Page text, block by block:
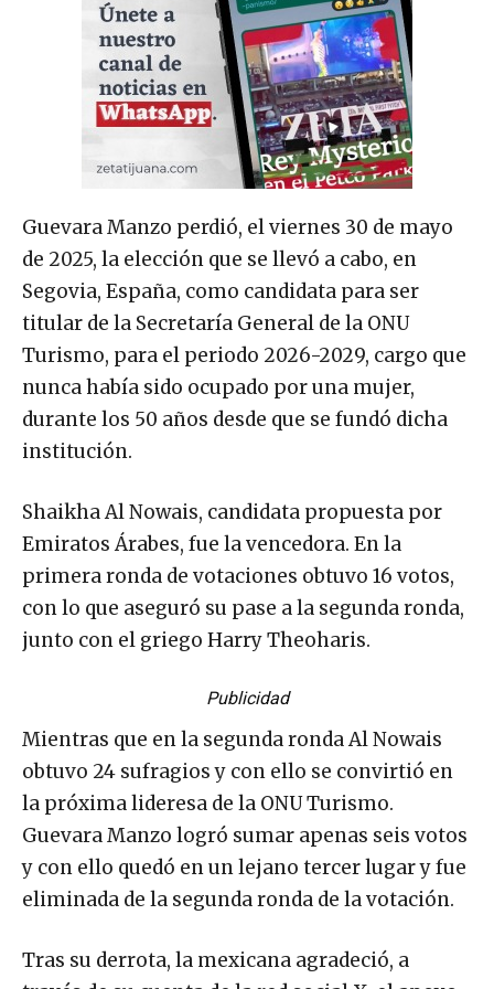
Guevara Manzo perdió, el viernes 30 de mayo
de 2025, la elección que se llevó a cabo, en
Segovia, España, como candidata para ser
titular de la Secretaría General de la ONU
Turismo, para el periodo 2026-2029, cargo que
nunca había sido ocupado por una mujer,
durante los 50 años desde que se fundó dicha
institución.
Shaikha Al Nowais, candidata propuesta por
Emiratos Árabes, fue la vencedora. En la
primera ronda de votaciones obtuvo 16 votos,
con lo que aseguró su pase a la segunda ronda,
junto con el griego Harry Theoharis.
Publicidad
Mientras que en la segunda ronda Al Nowais
obtuvo 24 sufragios y con ello se convirtió en
la próxima lideresa de la ONU Turismo.
Guevara Manzo logró sumar apenas seis votos
y con ello quedó en un lejano tercer lugar y fue
eliminada de la segunda ronda de la votación.
Tras su derrota, la mexicana agradeció, a